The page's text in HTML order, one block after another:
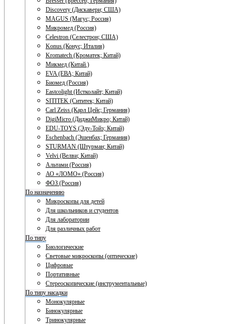
Discovery (Дискавери; США)
MAGUS (Магус; Россия)
Микромед (Россия)
Celestron (Селестрон; США)
Konus (Конус; Италия)
Kromatech (Кроматек; Китай)
Микмед (Китай.)
EVA (ЕВА; Китай)
Биомед (Россия)
Eastcolight (Истколайт; Китай)
SITITEK (Сититек; Китай)
Carl Zeiss (Карл Цейс; Германия)
DigiMicro (ДиджиМикро; Китай)
EDU-TOYS (Эду-Тойз; Китай)
Eschenbach (Эшенбах; Германия)
STURMAN (Штурман; Китай)
Velvi (Велви; Китай)
Альтами (Россия)
АО «ЛОМО» (Россия)
ФОЗ (Россия)
По назначению
Микроскопы для детей
Для школьников и студентов
Для лаборатории
Для различных работ
По типу
Биологические
Световые микроскопы (оптические)
Цифровые
Портативные
Стереоскопические (инструментальные)
По типу насадки
Монокулярные
Бинокулярные
Тринокулярные